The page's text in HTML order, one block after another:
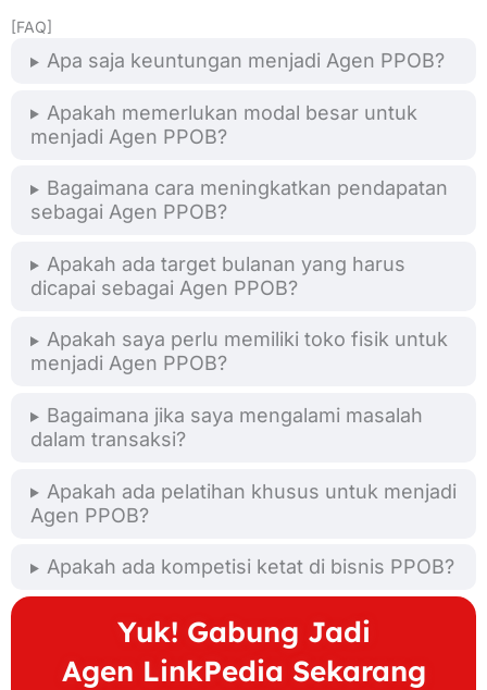
[FAQ]
Apa saja keuntungan menjadi Agen PPOB?
Apakah memerlukan modal besar untuk
menjadi Agen PPOB?
Bagaimana cara meningkatkan pendapatan
sebagai Agen PPOB?
Apakah ada target bulanan yang harus
dicapai sebagai Agen PPOB?
Apakah saya perlu memiliki toko fisik untuk
menjadi Agen PPOB?
Bagaimana jika saya mengalami masalah
dalam transaksi?
Apakah ada pelatihan khusus untuk menjadi
Agen PPOB?
Apakah ada kompetisi ketat di bisnis PPOB?
Yuk! Gabung Jadi
Agen LinkPedia Sekarang